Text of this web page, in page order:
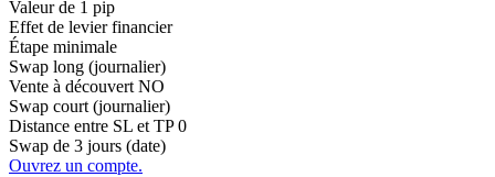
Valeur de 1 pip
Effet de levier financier
Étape minimale
Swap long (journalier)
Vente à découvert NO
Swap court (journalier)
Distance entre SL et TP 0
Swap de 3 jours (date)
Ouvrez un compte.